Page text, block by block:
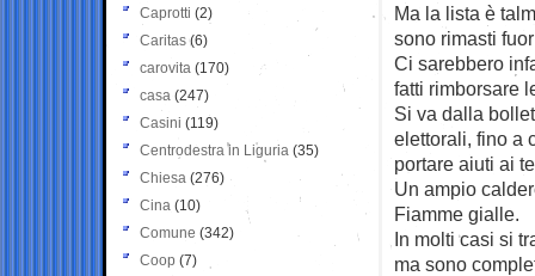
Ma la lista è
sono rimasti
Ci sarebbero
fatti rimborsare
Si va dalla
elettorali, fino a
portare aiuti ai
Un ampio
Fiamme gialle.
In molti casi si
ma sono
Caprotti (2)
Caritas (6)
carovita (170)
casa (247)
Casini (119)
Centrodestra in Liguria (35)
Chiesa (276)
Cina (10)
Comune (342)
Coop (7)